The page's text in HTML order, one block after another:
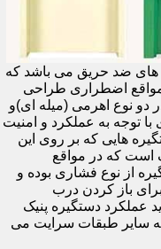
های ضد حریق می باشد که
مواقع اضطراری طراحی
نوع اهرمی (میله ای)و
توجه به عملکرد و امنیت
هایی که بر روی این
است که در مواقع
از نوع فشاری بوده و
باز کردن درب
عملکرد دستگیره پنیک
به سایر طبقات سرایت می